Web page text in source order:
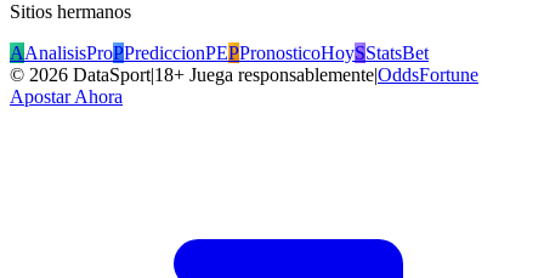
Sitios hermanos
AAnalisisProPPrediccionPEPPronosticoHoySStatsBet
© 2026 DataSport|18+ Juega responsablemente|OddsFortune
Apostar Ahora